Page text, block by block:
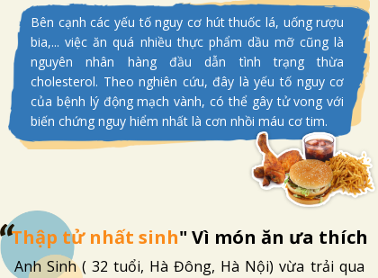
Bên cạnh các yếu tố nguy cơ hút thuốc lá, uống rượu
bia,... việc ăn quá nhiều thực phẩm dầu mỡ cũng là
nguyên nhân hàng đầu dẫn tình trạng thừa
cholesterol. Theo nghiên cứu, đây là yếu tố nguy cơ
của bệnh lý động mạch vành, có thể gây tử vong với
biến chứng nguy hiểm nhất là cơn nhồi máu cơ tim.
Thập tử nhất sinh" Vì món ăn ưa thích
Anh Sinh ( 32 tuổi, Hà Đông, Hà Nội) vừa trải qua